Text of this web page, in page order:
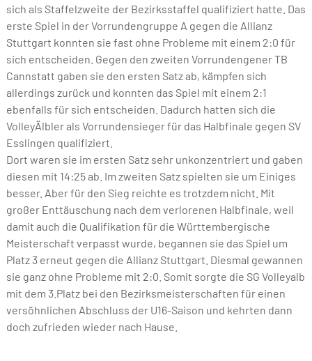
sich als Staffelzweite der Bezirksstaffel qualifiziert hatte. Das
erste Spiel in der Vorrundengruppe A gegen die Allianz
Stuttgart konnten sie fast ohne Probleme mit einem 2:0 für
sich entscheiden. Gegen den zweiten Vorrundengener TB
Cannstatt gaben sie den ersten Satz ab, kämpfen sich
allerdings zurück und konnten das Spiel mit einem 2:1
ebenfalls für sich entscheiden. Dadurch hatten sich die
VolleyÄlbler als Vorrundensieger für das Halbfinale gegen SV
Esslingen qualifiziert.
Dort waren sie im ersten Satz sehr unkonzentriert und gaben
diesen mit 14:25 ab. Im zweiten Satz spielten sie um Einiges
besser. Aber für den Sieg reichte es trotzdem nicht. Mit
großer Enttäuschung nach dem verlorenen Halbfinale, weil
damit auch die Qualifikation für die Württembergische
Meisterschaft verpasst wurde, begannen sie das Spiel um
Platz 3 erneut gegen die Allianz Stuttgart. Diesmal gewannen
sie ganz ohne Probleme mit 2:0. Somit sorgte die SG Volleyalb
mit dem 3.Platz bei den Bezirksmeisterschaften für einen
versöhnlichen Abschluss der U16-Saison und kehrten dann
doch zufrieden wieder nach Hause.